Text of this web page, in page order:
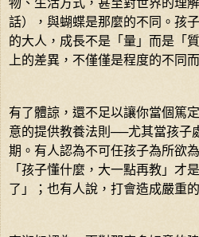
話），與蝴蝶是那麼的不同。孩
的大人，成長不是「量」而是「
上的差異，不僅僅是程度的不同
有了體諒，還不足以讓你當個篤
意的提供教養法則──尤其當孩子
期。有人認為不可任孩子為所欲
「孩子懂什麼，大一點再教」才
了」；也有人說，打會造成嚴重